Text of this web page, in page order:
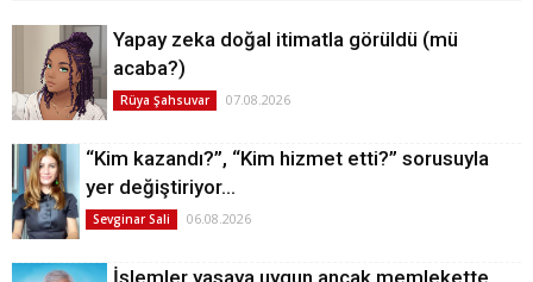
Yapay zeka doğal itimatla görüldü (mü
acaba?)
Rüya Şahsuvar 07.08.2026
“Kim kazandı?”, “Kim hizmet etti?” sorusuyla
yer değiştiriyor…
Sevginar Sali 06.08.2026
İşlemler yasaya uygun ancak memlekette